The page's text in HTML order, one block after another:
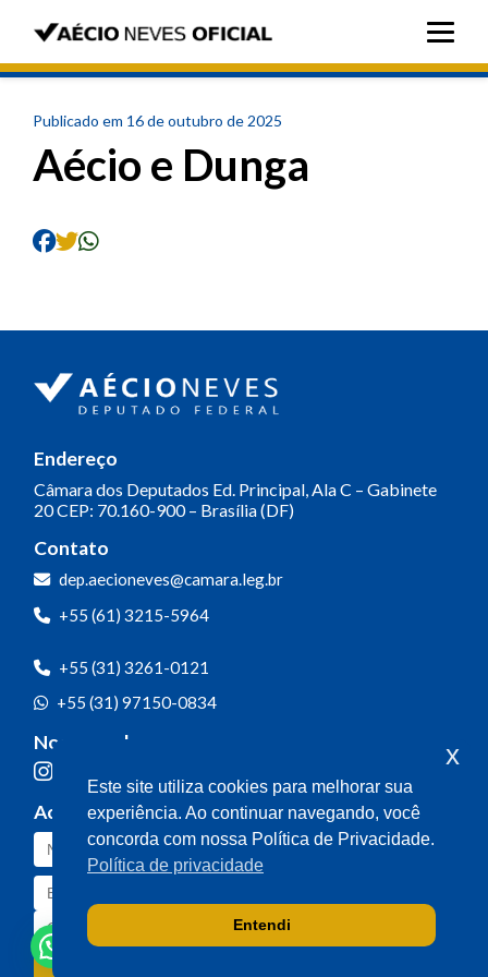
Publicado em 16 de outubro de 2025
Aécio e Dunga
Endereço
Câmara dos Deputados Ed. Principal, Ala C – Gabinete
20CEP: 70.160-900 – Brasília (DF)
Contato
dep.aecioneves@camara.leg.br
+55 (61) 3215-5964
+55 (31) 3261-0121
+55 (31) 97150-0834
Nossas redes
Acompanhe o meu mandato
Este site utiliza cookies para melhorar sua
experiência. Ao continuar navegando, você
concorda com nossa Política de Privacidade.
Política de privacidade
Entendi
x